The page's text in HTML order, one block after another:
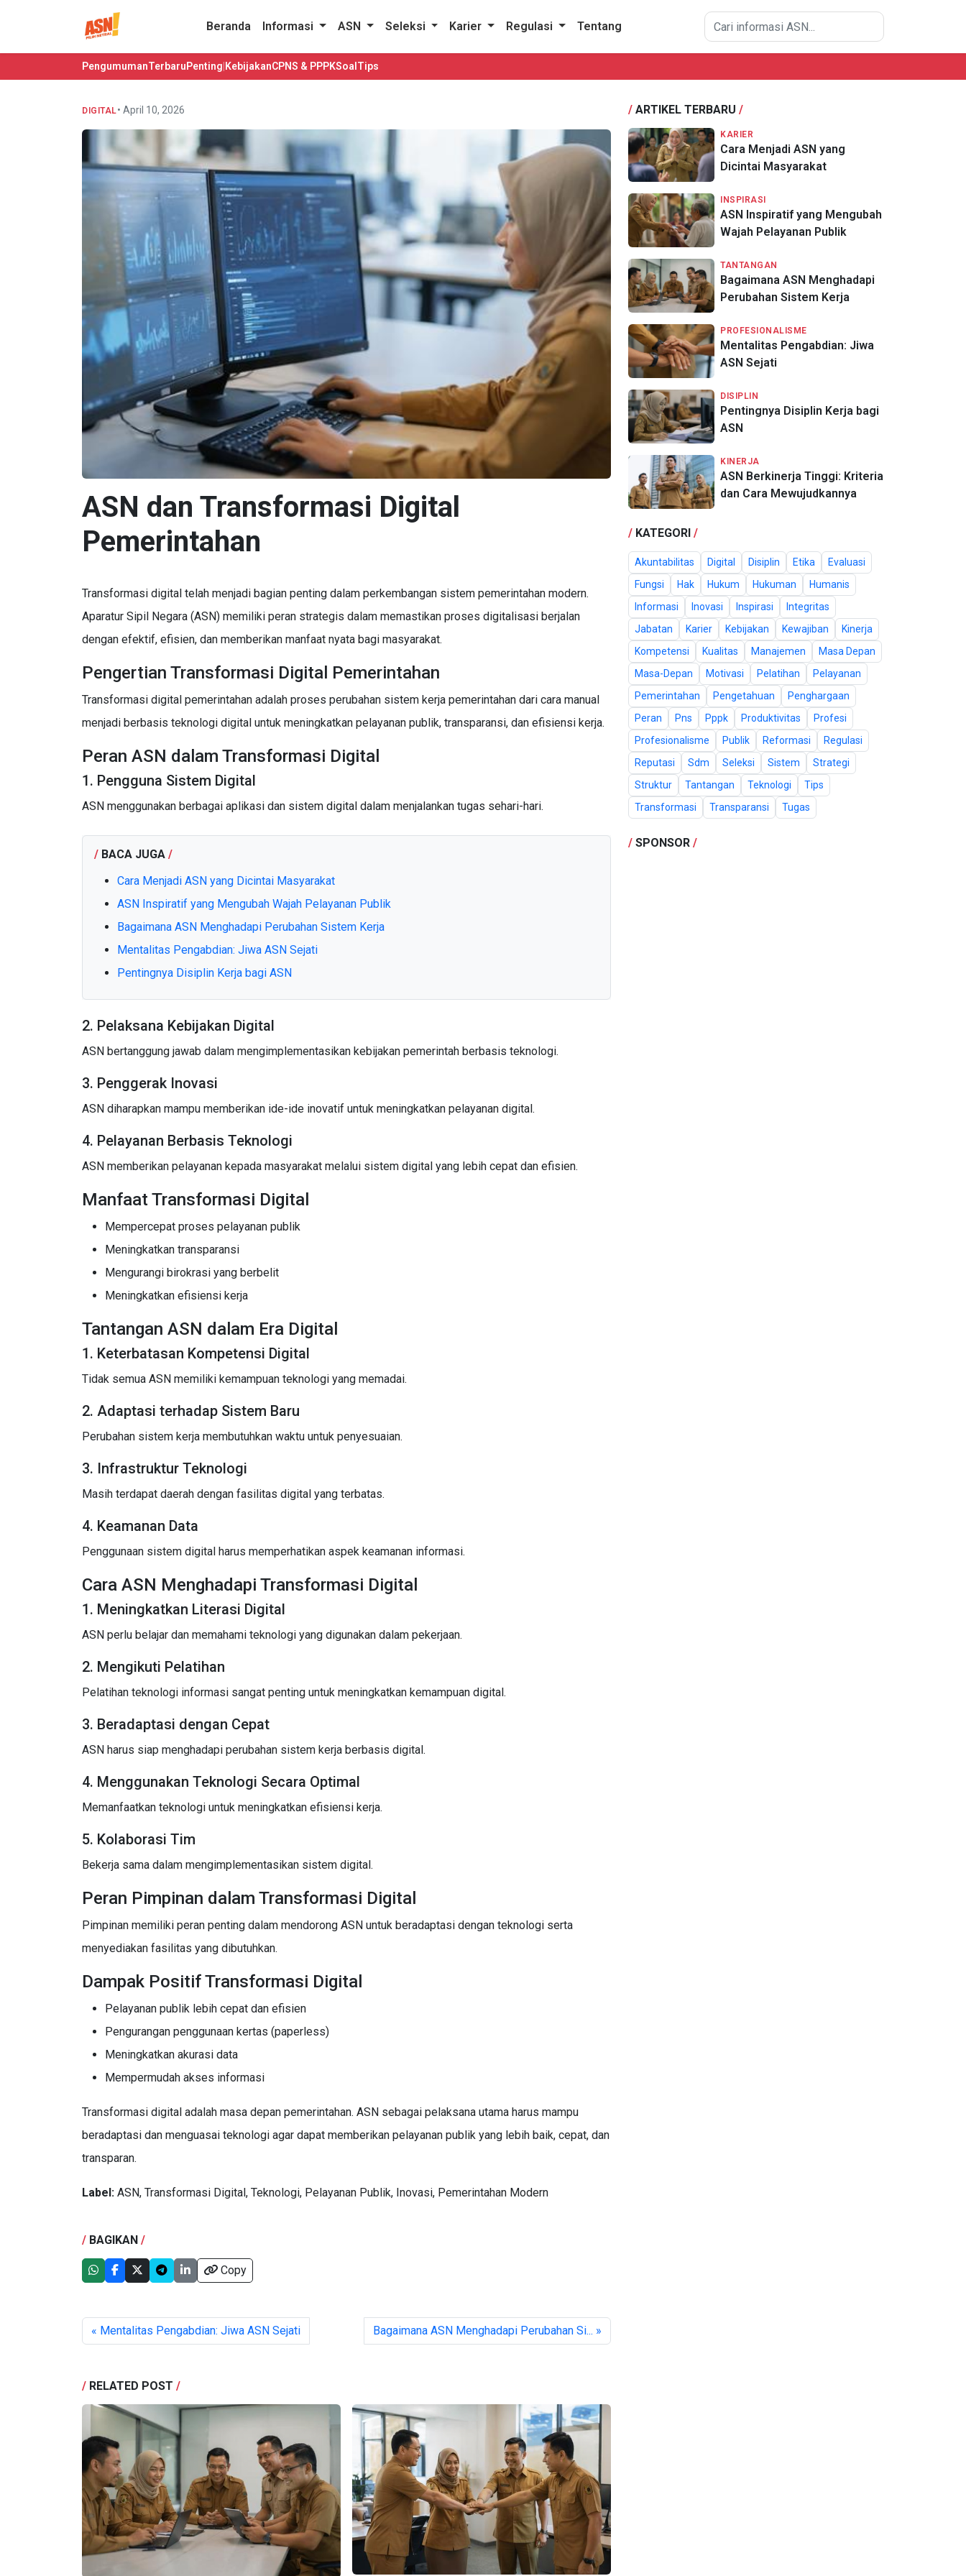
Beranda Informasi ASN Seleksi Karier Regulasi Tentang
PengumumanTerbaruPenting KebijakanCPNS & PPPKSoal Tips
DIGITAL• April 10, 2026
ASN dan Transformasi Digital
Pemerintahan
Transformasi digital telah menjadi bagian penting dalam perkembangan sistem pemerintahan modern.
Aparatur Sipil Negara (ASN) memiliki peran strategis dalam memastikan proses digitalisasi berjalan
dengan efektif, efisien, dan memberikan manfaat nyata bagi masyarakat.
Pengertian Transformasi Digital Pemerintahan
Transformasi digital pemerintahan adalah proses perubahan sistem kerja pemerintahan dari cara manual
menjadi berbasis teknologi digital untuk meningkatkan pelayanan publik, transparansi, dan efisiensi kerja.
Peran ASN dalam Transformasi Digital
1. Pengguna Sistem Digital
ASN menggunakan berbagai aplikasi dan sistem digital dalam menjalankan tugas sehari-hari.
/ BACA JUGA /
Cara Menjadi ASN yang Dicintai Masyarakat
ASN Inspiratif yang Mengubah Wajah Pelayanan Publik
Bagaimana ASN Menghadapi Perubahan Sistem Kerja
Mentalitas Pengabdian: Jiwa ASN Sejati
Pentingnya Disiplin Kerja bagi ASN
2. Pelaksana Kebijakan Digital
ASN bertanggung jawab dalam mengimplementasikan kebijakan pemerintah berbasis teknologi.
3. Penggerak Inovasi
ASN diharapkan mampu memberikan ide-ide inovatif untuk meningkatkan pelayanan digital.
4. Pelayanan Berbasis Teknologi
ASN memberikan pelayanan kepada masyarakat melalui sistem digital yang lebih cepat dan efisien.
Manfaat Transformasi Digital
Mempercepat proses pelayanan publik
Meningkatkan transparansi
Mengurangi birokrasi yang berbelit
Meningkatkan efisiensi kerja
Tantangan ASN dalam Era Digital
1. Keterbatasan Kompetensi Digital
Tidak semua ASN memiliki kemampuan teknologi yang memadai.
2. Adaptasi terhadap Sistem Baru
Perubahan sistem kerja membutuhkan waktu untuk penyesuaian.
3. Infrastruktur Teknologi
Masih terdapat daerah dengan fasilitas digital yang terbatas.
4. Keamanan Data
Penggunaan sistem digital harus memperhatikan aspek keamanan informasi.
Cara ASN Menghadapi Transformasi Digital
1. Meningkatkan Literasi Digital
ASN perlu belajar dan memahami teknologi yang digunakan dalam pekerjaan.
2. Mengikuti Pelatihan
Pelatihan teknologi informasi sangat penting untuk meningkatkan kemampuan digital.
3. Beradaptasi dengan Cepat
ASN harus siap menghadapi perubahan sistem kerja berbasis digital.
4. Menggunakan Teknologi Secara Optimal
Memanfaatkan teknologi untuk meningkatkan efisiensi kerja.
5. Kolaborasi Tim
Bekerja sama dalam mengimplementasikan sistem digital.
Peran Pimpinan dalam Transformasi Digital
Pimpinan memiliki peran penting dalam mendorong ASN untuk beradaptasi dengan teknologi serta
menyediakan fasilitas yang dibutuhkan.
Dampak Positif Transformasi Digital
Pelayanan publik lebih cepat dan efisien
Pengurangan penggunaan kertas (paperless)
Meningkatkan akurasi data
Mempermudah akses informasi
Transformasi digital adalah masa depan pemerintahan. ASN sebagai pelaksana utama harus mampu
beradaptasi dan menguasai teknologi agar dapat memberikan pelayanan publik yang lebih baik, cepat, dan
transparan.
Label: ASN, Transformasi Digital, Teknologi, Pelayanan Publik, Inovasi, Pemerintahan Modern
/ BAGIKAN /
Copy
« Mentalitas Pengabdian: Jiwa ASN Sejati Bagaimana ASN Menghadapi Perubahan Si... »
/ RELATED POST /
/ ARTIKEL TERBARU /
KARIER
Cara Menjadi ASN yang
Dicintai Masyarakat
INSPIRASI
ASN Inspiratif yang Mengubah
Wajah Pelayanan Publik
TANTANGAN
Bagaimana ASN Menghadapi
Perubahan Sistem Kerja
PROFESIONALISME
Mentalitas Pengabdian: Jiwa
ASN Sejati
DISIPLIN
Pentingnya Disiplin Kerja bagi
ASN
KINERJA
ASN Berkinerja Tinggi: Kriteria
dan Cara Mewujudkannya
/ KATEGORI /
Akuntabilitas Digital Disiplin Etika
Evaluasi
Fungsi
Hak Hukum Hukuman
Humanis
Informasi
Inovasi Inspirasi
Integritas
Jabatan
Karier Kebijakan Kewajiban
Kinerja
Kompetensi
Kualitas Manajemen
Masa Depan
Masa-Depan
Motivasi Pelatihan
Pelayanan
Pemerintahan
Pengetahuan
Penghargaan
Peran
Pns Pppk Produktivitas
Profesi
Profesionalisme
Publik Reformasi
Regulasi
Reputasi
Sdm Seleksi Sistem
Strategi
Struktur
Tantangan Teknologi
Tips
Transformasi
Transparansi Tugas
/ SPONSOR /